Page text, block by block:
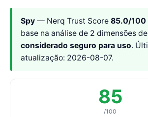
Spy — Nerq Trust Score 85.0/100
base na análise de 2 dimensões
considerado seguro para uso.
atualização: 2026-08-07.
85
/100